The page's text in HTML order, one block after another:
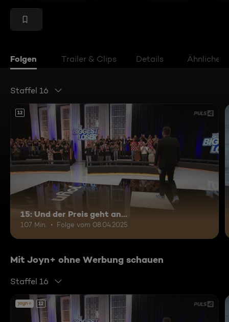
Folgen Trailer & Clips Details Ähnliche
Staffel 16
12
15: Und der Preis geht an...
107 Min. Folge vom 08.04.2025
Mit Joyn+ ohne Werbung schauen
Staffel 16
12